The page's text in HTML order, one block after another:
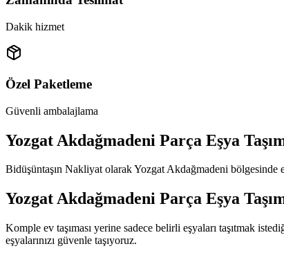
Dakik hizmet
Özel Paketleme
Güvenli ambalajlama
Yozgat Akdağmadeni Parça Eşya
Bidüşüntaşın Nakliyat olarak Yozgat Akdağmadeni bölgesinde
Yozgat Akdağmadeni Parça Eşya
Komple ev taşıması yerine sadece belirli eşyaları taşıtmak
eşyalarınızı güvenle taşıyoruz.